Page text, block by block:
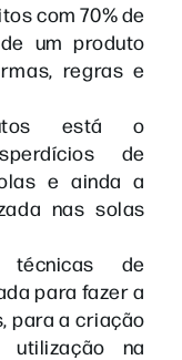
com 70% de
um produto
regras e
está o
de
e ainda a
nas solas
técnicas de
para fazer a
para a criação
na